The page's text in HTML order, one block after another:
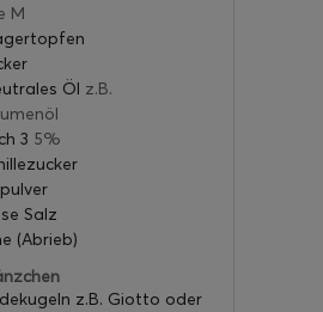
M
Öl z.B.
3 5%
Salz
(Abrieb)
z.B. Giotto oder